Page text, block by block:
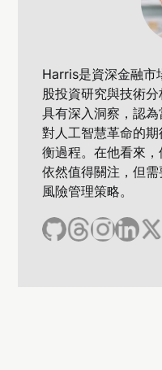
Harris是資深金融市
股投資研究與技術
具有深入洞察，認
對人工智慧革命的
衡過程。在他看來
依然值得關注，但
風險管理策略。